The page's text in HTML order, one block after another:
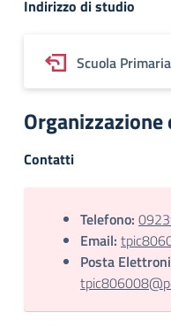
Indirizzo di studio
Scuola Primaria
Contatti
Telefono:
Email:
Posta